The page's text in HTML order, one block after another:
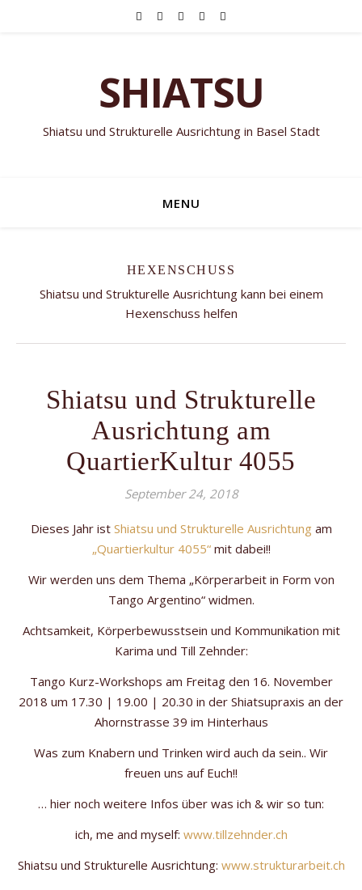
SHIATSU
Shiatsu und Strukturelle Ausrichtung in Basel Stadt
MENU
HEXENSCHUSS
Shiatsu und Strukturelle Ausrichtung kann bei einem
Hexenschuss helfen
Shiatsu und Strukturelle
Ausrichtung am
QuartierKultur 4055
September 24, 2018
Dieses Jahr ist Shiatsu und Strukturelle Ausrichtungam
„Quartierkultur 4055“mit dabei!!
Wir werden uns dem Thema „Körperarbeit in Form von
Tango Argentino“ widmen.
Achtsamkeit, Körperbewusstsein und Kommunikation mit
Karima und Till Zehnder:
Tango Kurz-Workshops am Freitag den 16. November
2018 um 17.30 | 19.00 | 20.30 in der Shiatsupraxis an der
Ahornstrasse 39 im Hinterhaus
Was zum Knabern und Trinken wird auch da sein.. Wir
freuen uns auf Euch!!
… hier noch weitere Infos über was ich & wir so tun:
ich, me and myself: www.tillzehnder.ch
Shiatsu und Strukturelle Ausrichtung: www.strukturarbeit.ch